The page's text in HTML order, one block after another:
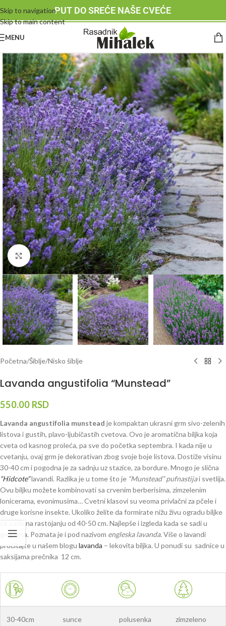
Skip to navigation
Skip to main content
PUT DO SREĆE NAŠE CVEĆE
MENU
Klknite da uvećate
Početna/Šiblje/Nisko šiblje
Lavanda angustifolia “Munstead”
550.00 RSD
Lavanda angustifolia munstead je kompaktan ukrasni grm sivo-zelenih
listova i gustih, plavo-ljubičastih cvetova. Ovo je aromatična biljka koja
cveta od kasnog proleća, pa sve do početka septembra. I kada nije u
cvetanju, ovaj grm je dekorativan zbog svoje boje listova. Dostiže visinu
30-40 cm i pogodna je za sadnju uz stazice, za bordure. Mnogo je slična
“Hidcote”lavandi. Razlika je u tome što je “Munstead” pufnastijai svetlija.
Ovu biljku možete kombinovati sa crvenim berberisima, zimzelenim
lonicerama, evonimusima… Cvetni klasovi su veoma privlačni za pčele i
druge korisne insekte. Ukoliko želite da formirate nižu živu ogradu biljke
se sade na rastojanju od 40-50 cm. Najlepše i izgleda kada se sadi u
grupama. Poznata je i pod nazivom engleska lavanda.Više o lavandi
pročitajte u našem blogu lavanda – lekovita biljka. U ponudi su sadnice u
saksijama prečnika 12 cm.
30-40cm sunce polusenka zimzeleno